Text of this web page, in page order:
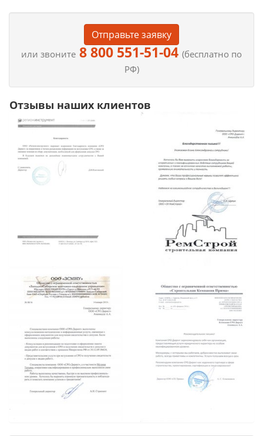
Отправьте заявку
или звоните 8 800 551-51-04 (бесплатно по
РФ)
Отзывы наших клиентов